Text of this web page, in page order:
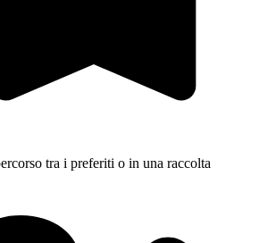
tra i preferiti o in una raccolta